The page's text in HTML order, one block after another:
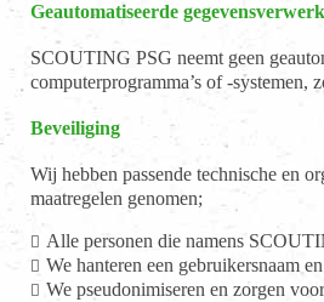
Geautomatiseerde
SCOUTING PSG neemt geen
computerprogramma’s of -systemen,
Beveiliging
Wij hebben passende technische en
maatregelen genomen;
Alle personen die namens
We hanteren een gebruikersnaam
We pseudonimiseren en zorgen